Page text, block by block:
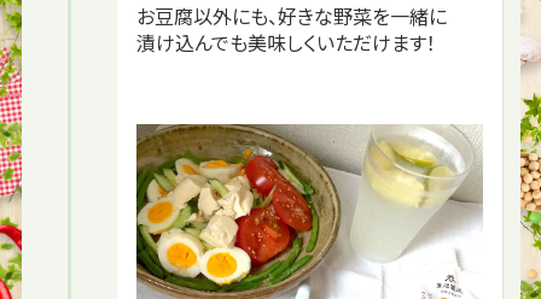
お豆腐以外にも、好きな野菜を一緒に
漬け込んでも美味しくいただけます！